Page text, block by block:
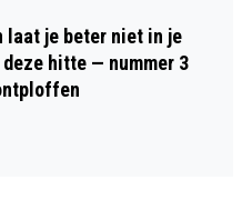
laat je beter niet in je
hitte — nummer 3